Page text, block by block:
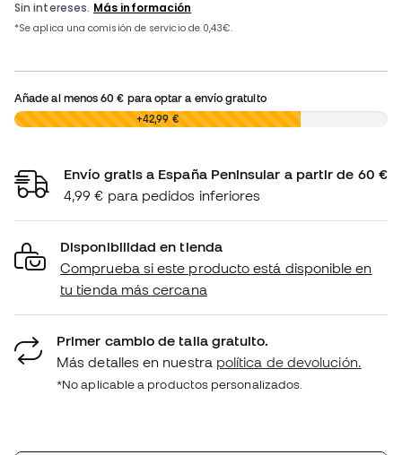
Añade al menos60 € para optar a envío gratuito
0,00 € +42,99 €
Envío gratis a España Peninsular a partir de 60 €
4,99 € para pedidos inferiores
Disponibilidad en tienda
Comprueba si este producto está disponible en
tu tienda más cercana
Primer cambio de talla gratuito.
Más detalles en nuestra política de devolución.
*No aplicable a productos personalizados.